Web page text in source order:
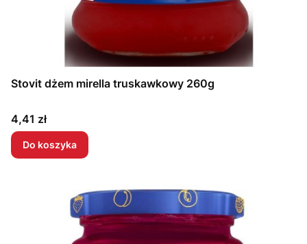
Stovit dżem mirella truskawkowy 260g
Cena
4,41 zł
Do koszyka